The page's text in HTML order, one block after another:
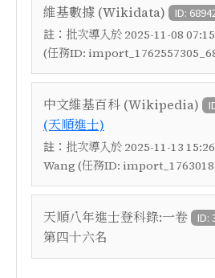
維基數據 (Wikidata) ID:
註： 批次導入於 2025-11-08
(任務ID:
中文維基百科 (Wikipedia)
(天順進士)
註： 批次導入於 2025-11-13
Wang (任務ID:
天順八年進士登科錄:一卷 ID:
第四十六名